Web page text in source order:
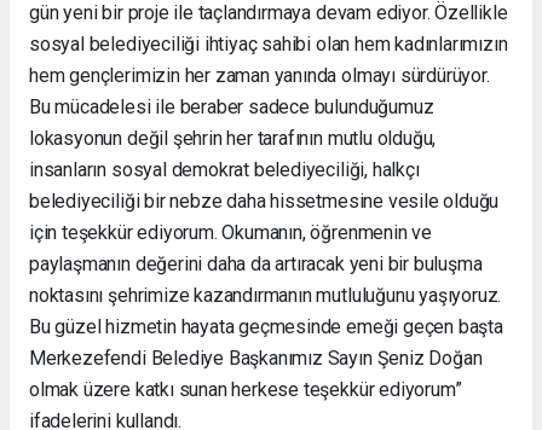
gün yeni bir proje ile taçlandırmaya devam ediyor. Özellikle
sosyal belediyeciliği ihtiyaç sahibi olan hem kadınlarımızın
hem gençlerimizin her zaman yanında olmayı sürdürüyor.
Bu mücadelesi ile beraber sadece bulunduğumuz
lokasyonun değil şehrin her tarafının mutlu olduğu,
insanların sosyal demokrat belediyeciliği, halkçı
belediyeciliği bir nebze daha hissetmesine vesile olduğu
için teşekkür ediyorum. Okumanın, öğrenmenin ve
paylaşmanın değerini daha da artıracak yeni bir buluşma
noktasını şehrimize kazandırmanın mutluluğunu yaşıyoruz.
Bu güzel hizmetin hayata geçmesinde emeği geçen başta
Merkezefendi Belediye Başkanımız Sayın Şeniz Doğan
olmak üzere katkı sunan herkese teşekkür ediyorum”
ifadelerini kullandı.